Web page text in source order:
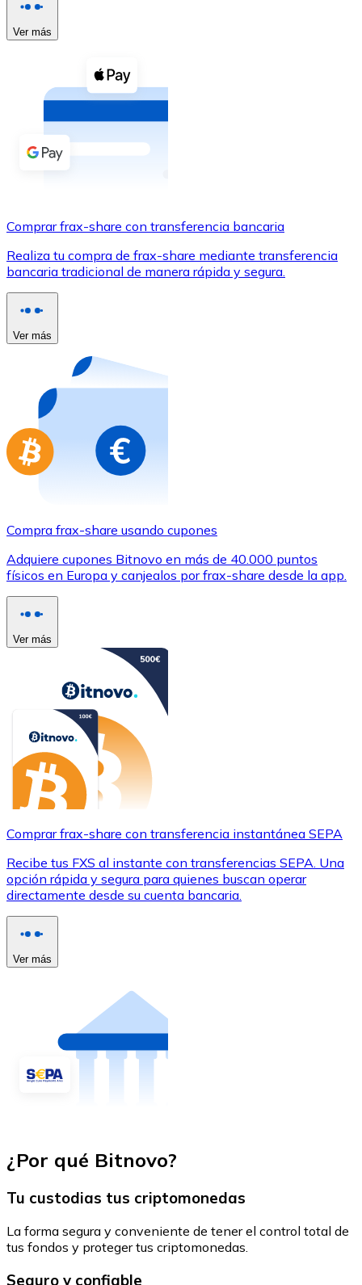
Ver todo
Compra criptomonedas con efectivo en tu tienda más
Comprar con efectivo
Transferencia SEPA
Utiliza tarjetas Visa y Mastercard para comprar
Comprar con tarjeta
Compra tarjetas regalo de tus marcas favoritas con
Ir a la tienda de tarjetas regalo
Ver más
Comprar frax-share con transferencia bancaria
Realiza tu compra de frax-share mediante transferencia
bancaria tradicional de manera rápida y segura.
Ver más
Compra frax-share usando cupones
Adquiere cupones Bitnovo en más de 40.000 puntos
físicos en Europa y canjealos por frax-share desde la app.
Ver más
Comprar frax-share con transferencia instantánea SEPA
Recibe tus FXS al instante con transferencias SEPA. Una
opción rápida y segura para quienes buscan operar
directamente desde su cuenta bancaria.
Ver más
¿Por qué Bitnovo?
Tu custodias tus criptomonedas
La forma segura y conveniente de tener el control total de
tus fondos y proteger tus criptomonedas.
Seguro y confiable